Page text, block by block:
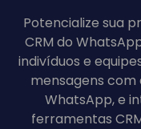
Potencialize sua
CRM do
indivíduos e
mensagens
WhatsApp, e
ferramentas